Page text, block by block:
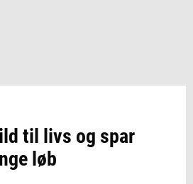
til livs og spar
løb